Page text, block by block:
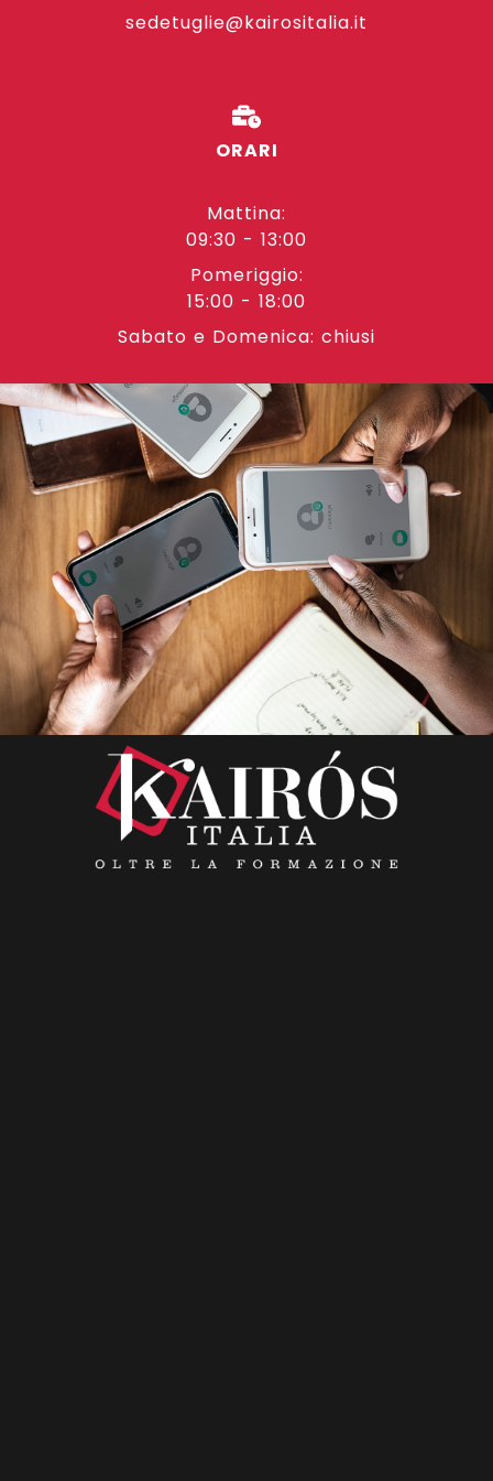
sedetuglie@kairositalia.it
ORARI
Mattina:
09:30 - 13:00
Pomeriggio:
15:00 - 18:00
Sabato e Domenica: chiusi